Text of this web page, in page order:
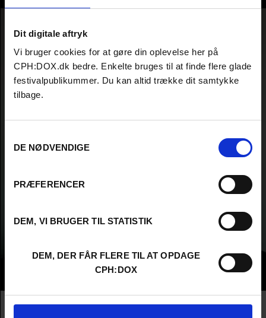
Dit digitale aftryk
Vi bruger cookies for at gøre din oplevelse her på
CPH:DOX.dk bedre. Enkelte bruges til at finde flere glade
festivalpublikummer. Du kan altid trække dit samtykke
tilbage.
DE NØDVENDIGE
PRÆFERENCER
DEM, VI BRUGER TIL STATISTIK
DEM, DER FÅR FLERE TIL AT OPDAGE
CPH:DOX